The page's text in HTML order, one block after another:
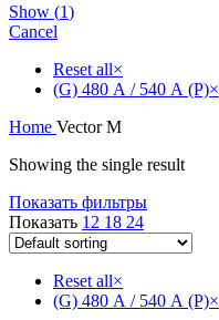
Show (1)
Cancel
Reset all×
(G) 480 А / 540 А (P)×
Home Vector M
Showing the single result
Показать фильтры
Показать 12 18 24
Reset all×
(G) 480 А / 540 А (P)×